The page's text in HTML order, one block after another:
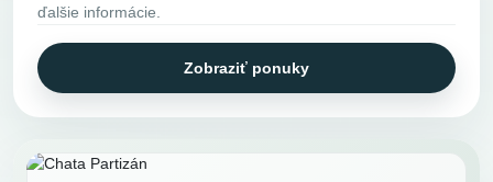
ďalšie informácie.
Zobraziť ponuky